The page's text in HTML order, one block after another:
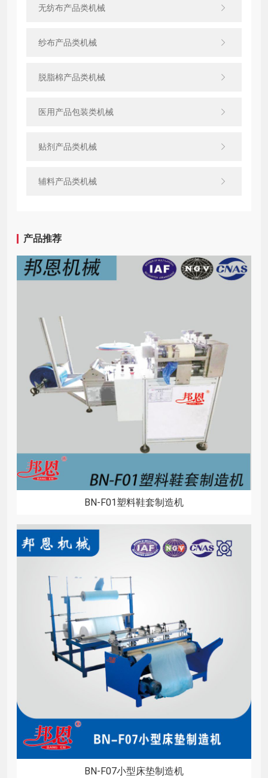
无纺布产品类机械
纱布产品类机械
脱脂棉产品类机械
医用产品包装类机械
贴剂产品类机械
辅料产品类机械
产品推荐
BN-F01塑料鞋套制造机
BN-F07小型床垫制造机